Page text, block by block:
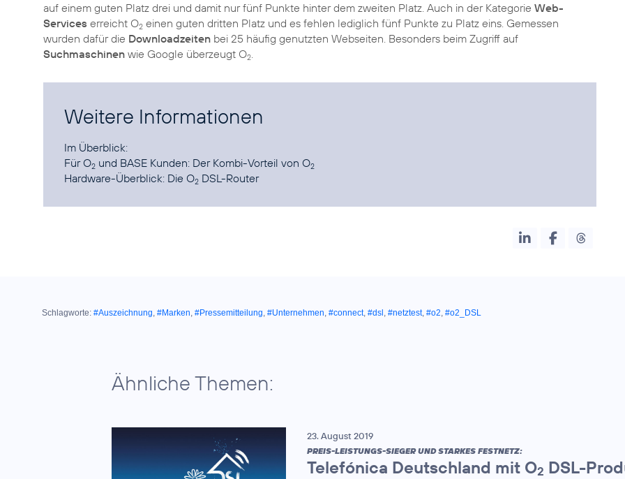
auf einem guten Platz drei und damit nur fünf Punkte hinter dem zweiten Platz. Auch in der Kategorie Web-
Services erreicht O2 einen guten dritten Platz und es fehlen lediglich fünf Punkte zu Platz eins. Gemessen
wurden dafür die Downloadzeiten bei 25 häufig genutzten Webseiten. Besonders beim Zugriff auf
Suchmaschinen wie Google überzeugt O2.
Weitere Informationen
Im Überblick:
Für O2 und BASE Kunden: Der Kombi-Vorteil von O2
Hardware-Überblick: Die O2 DSL-Router
Schlagworte: #Auszeichnung, #Marken, #Pressemitteilung, #Unternehmen, #connect, #dsl , #netztest, #o2, #o2_DSL
Ähnliche Themen:
23. August 2019
PREIS-LEISTUNGS-SIEGER UND STARKES FESTNETZ:
Telefónica Deutschland mit O2 DSL-